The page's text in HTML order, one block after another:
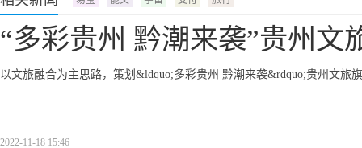
“多彩贵州 黔潮来袭”贵州文
以文旅融合为主思路，策划&ldquo;多彩贵州 黔潮来袭&rdquo;贵州文旅
2022-11-18 15:46